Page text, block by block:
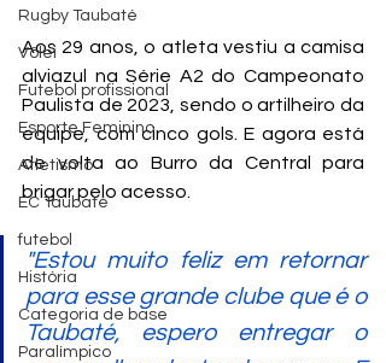
Rugby Taubaté
Vôlei
Futebol profissional
Esporte Feminino
Atletismo
EC Taubaté
futebol
História
Categoria de base
Paralímpico
Aos 29 anos, o atleta vestiu a camisa
alviazul na Série A2 do Campeonato
Paulista de 2023, sendo o artilheiro da
equipe, com cinco gols. E agora está
de volta ao Burro da Central para
brigar pelo acesso.
"Estou muito feliz em retornar
para esse grande clube que é o
Taubaté, espero entregar o